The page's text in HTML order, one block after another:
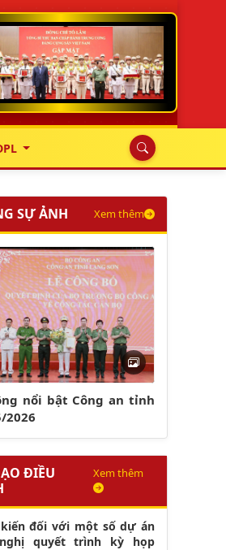
SỰ ẢNH Xem thêm
nổi bật Công an tỉnh
2026
ĐIỀU
Xem thêm
đối với một số dự án
quyết trình kỳ họp